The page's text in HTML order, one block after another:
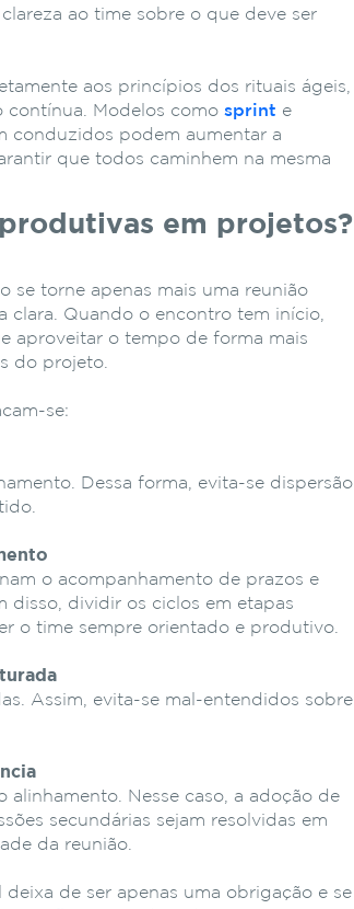
ao time sobre o que deve ser
aos princípios dos rituais ágeis,
contínua. Modelos comosprint e
conduzidos podem aumentar a
que todos caminhem na mesma
em projetos?
se torne apenas mais uma reunião
clara. Quando o encontro tem início,
aproveitar o tempo de forma mais
do projeto.
se:
Dessa forma, evita-se dispersão
o acompanhamento de prazos e
disso, dividir os ciclos em etapas
o time sempre orientado e produtivo.
Assim, evita-se mal-entendidos sobre
Nesse caso, a adoção de
secundárias sejam resolvidas em
da reunião.
de ser apenas uma obrigação e se